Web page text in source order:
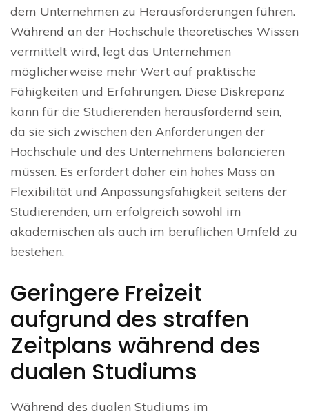
dem Unternehmen zu Herausforderungen führen.
Während an der Hochschule theoretisches Wissen
vermittelt wird, legt das Unternehmen
möglicherweise mehr Wert auf praktische
Fähigkeiten und Erfahrungen. Diese Diskrepanz
kann für die Studierenden herausfordernd sein,
da sie sich zwischen den Anforderungen der
Hochschule und des Unternehmens balancieren
müssen. Es erfordert daher ein hohes Mass an
Flexibilität und Anpassungsfähigkeit seitens der
Studierenden, um erfolgreich sowohl im
akademischen als auch im beruflichen Umfeld zu
bestehen.
Geringere Freizeit
aufgrund des straffen
Zeitplans während des
dualen Studiums
Während des dualen Studiums im